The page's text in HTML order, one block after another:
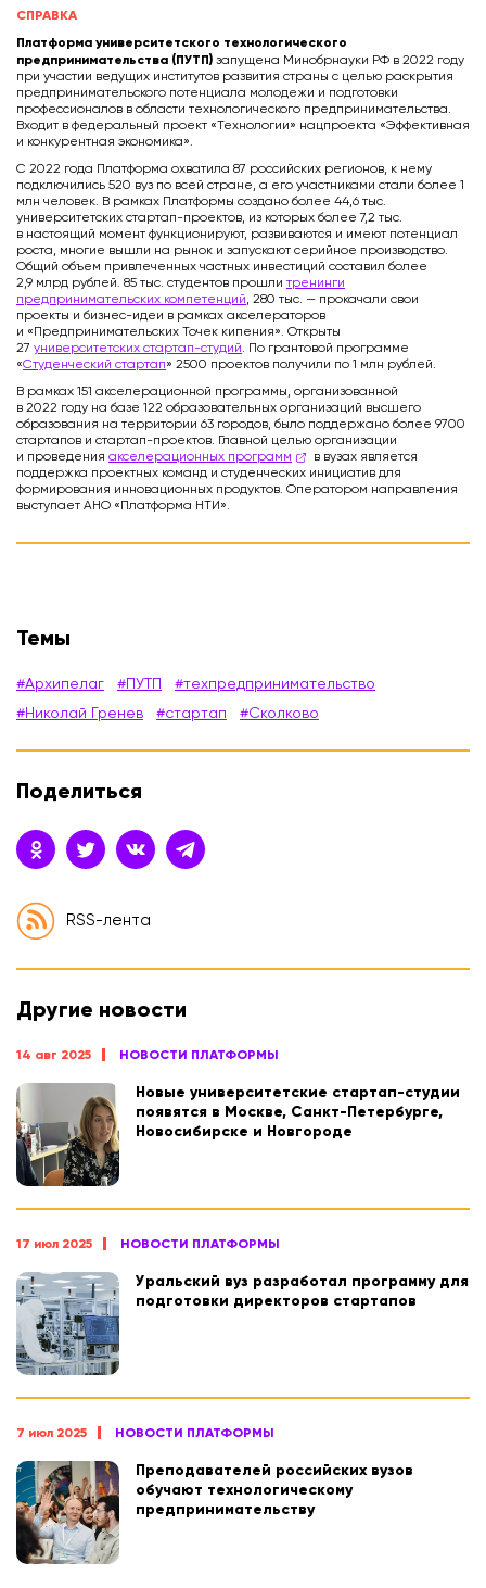
Темы
#Архипелаг #ПУТП
#техпредпринимательство
#Николай Гренев
#стартап #Сколково
Поделиться
RSS-лента
Другие новости
14 авг 2025 НОВОСТИ ПЛАТФОРМЫ
Новые университетские стартап-студии
появятся в Москве, Санкт-Петербурге,
Новосибирске и Новгороде
17 июл 2025 НОВОСТИ ПЛАТФОРМЫ
Уральский вуз разработал программу для
подготовки директоров стартапов
7 июл 2025 НОВОСТИ ПЛАТФОРМЫ
Преподавателей российских вузов
обучают технологическому
предпринимательству
СПРАВКА
Платформа университетского технологического
предпринимательства (ПУТП) запущена Минобрнауки РФ в 2022 году
при участии ведущих институтов развития страны с целью раскрытия
предпринимательского потенциала молодежи и подготовки
профессионалов в области технологического предпринимательства.
Входит в федеральный проект «Технологии» нацпроекта «Эффективная
и конкурентная экономика».
С 2022 года Платформа охватила 87 российских регионов, к нему
подключились 520 вуз по всей стране, а его участниками стали более 1
млн человек. В рамках Платформы создано более 44,6 тыс.
университетских стартап-проектов, из которых более 7,2 тыс.
в настоящий момент функционируют, развиваются и имеют потенциал
роста, многие вышли на рынок и запускают серийное производство.
Общий объем привлеченных частных инвестиций составил более
2,9 млрд рублей. 85 тыс. студентов прошли тренинги
предпринимательских компетенций, 280 тыс. — прокачали свои
проекты и бизнес-идеи в рамках акселераторов
и «Предпринимательских Точек кипения». Открыты
27 университетских стартап-студий. По грантовой программе
«Студенческий стартап» 2500 проектов получили по 1 млн рублей.
В рамках 151 акселерационной программы, организованной
в 2022 году на базе 122 образовательных организаций высшего
образования на территории 63 городов, было поддержано более 9700
стартапов и стартап-проектов. Главной целью организации
и проведения акселерационных программ
в вузах является
поддержка проектных команд и студенческих инициатив для
формирования инновационных продуктов. Оператором направления
выступает АНО «Платформа НТИ».